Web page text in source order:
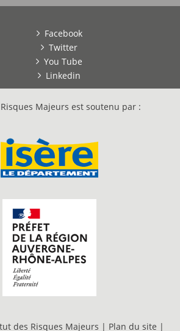
Facebook
Twitter
You Tube
Linkedin
Majeurs est soutenu par :
des Risques Majeurs | Plan du site |